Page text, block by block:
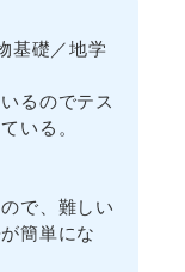
基礎／地学
るのでテス
いる。
で、難しい
簡単にな